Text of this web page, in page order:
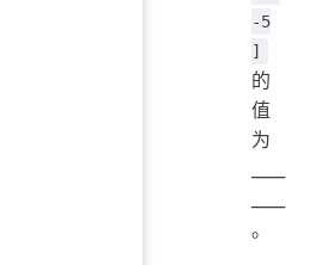
-5
]
的
值
为
。